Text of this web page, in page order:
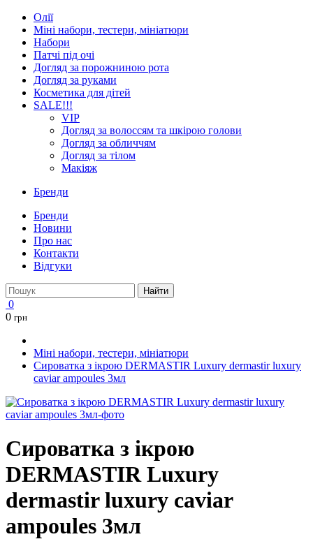
Олії
Міні набори, тестери, мініатюри
Набори
Патчі під очі
Догляд за порожниною рота
Догляд за руками
Косметика для дітей
SALE!!!
VIP
Догляд за волоссям та шкірою голови
Догляд за обличчям
Догляд за тілом
Макіяж
Бренди
Бренди
Новини
Про нас
Контакти
Відгуки
Найти
0
0 грн
Міні набори, тестери, мініатюри
Сироватка з ікрою DERMASTIR Luxury dermastir luxury
caviar ampoules 3мл
Сироватка з ікрою
DERMASTIR Luxury
dermastir luxury caviar
ampoules 3мл